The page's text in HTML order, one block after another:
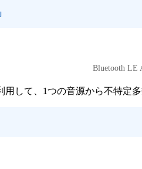
Bluetooth LE
して、1つの音源から不特定